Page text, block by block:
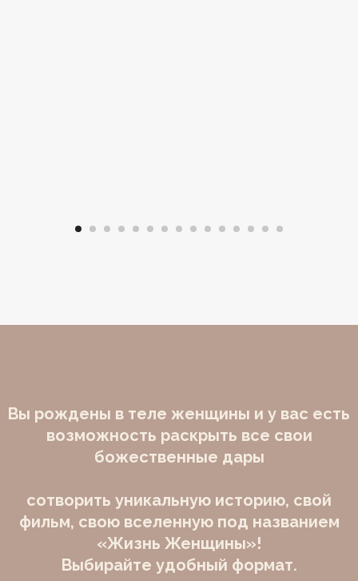
Вы рождены в теле женщины и у вас есть
возможность раскрыть все свои
божественные дары
сотворить уникальную историю, свой
фильм, свою вселенную под названием
«Жизнь Женщины»!
Выбирайте удобный формат.